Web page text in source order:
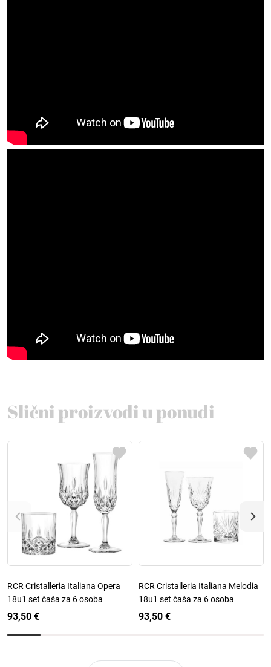
Slični proizvodi u ponudi
RCR Cristalleria Italiana Opera
18u1 set čaša za 6 osoba
93,50 €
RCR Cristalleria Italiana Melodia
18u1 set čaša za 6 osoba
93,50 €